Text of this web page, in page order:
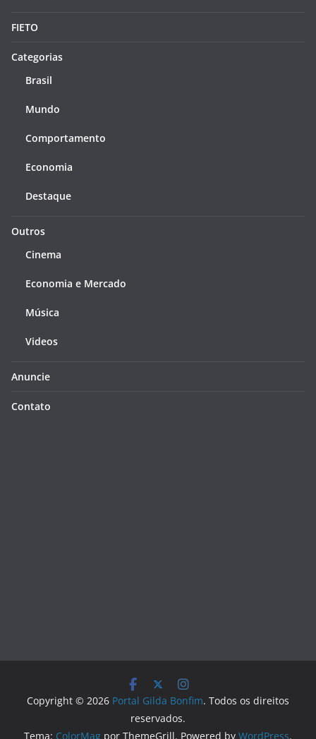
FIETO
Categorias
Brasil
Mundo
Comportamento
Economia
Destaque
Outros
Cinema
Economia e Mercado
Música
Videos
Anuncie
Contato
Copyright © 2026 Portal Gilda Bonfim. Todos os direitos
reservados.
Tema: ColorMag por ThemeGrill. Powered by WordPress.